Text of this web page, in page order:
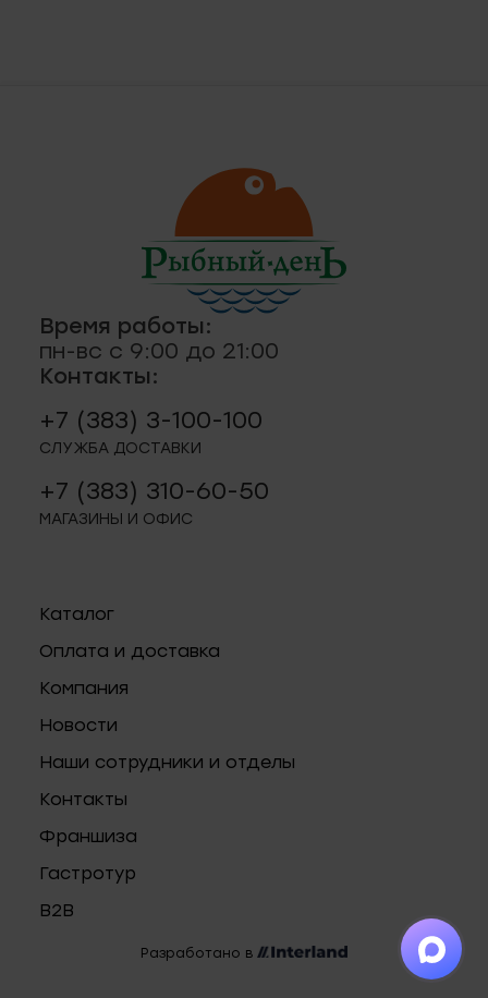
Время работы:
пн-вс с 9:00 до 21:00
Контакты:
+7 (383) 3-100-100
СЛУЖБА ДОСТАВКИ
+7 (383) 310-60-50
МАГАЗИНЫ И ОФИС
Каталог
Оплата и доставка
Компания
Новости
Наши сотрудники и отделы
Контакты
Франшиза
Гастротур
B2B
Разработано в